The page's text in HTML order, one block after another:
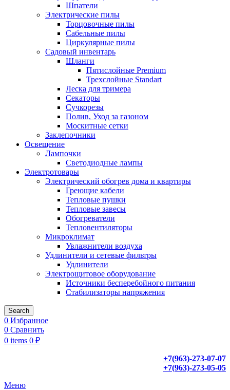
Шпатели
Электрические пилы
Торцовочные пилы
Сабельные пилы
Циркулярные пилы
Садовый инвентарь
Шланги
Пятислойные Premium
Трехслойные Standart
Леска для тримера
Секаторы
Сучкорезы
Полив, Уход за газоном
Москитные сетки
Заклепочники
Освещение
Лампочки
Светодиодные лампы
Электротовары
Электрический обогрев дома и квартиры
Греющие кабели
Тепловые пушки
Тепловые завесы
Обогреватели
Тепловентиляторы
Микроклимат
Увлажнители воздуха
Удлинители и сетевые фильтры
Удлинители
Электрощитовое оборудование
Источники бесперебойного питания
Стабилизаторы напряжения
Search
0 Избранное
0 Сравнить
0 items 0 ₽
+7(963)-273-07-07
+7(963)-273-05-05
Меню